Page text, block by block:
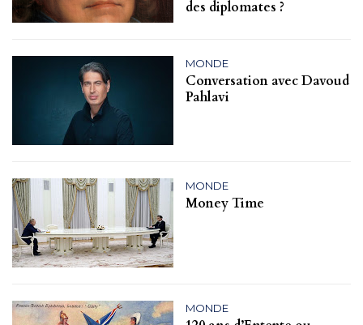
des diplomates ?
MONDE
Conversation avec Davoud
Pahlavi
MONDE
Money Time
MONDE